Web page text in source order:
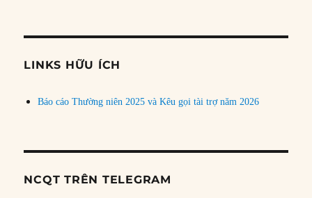
đề
LINKS HỮU ÍCH
Báo cáo Thường niên 2025 và Kêu gọi tài trợ năm 2026
NCQT TRÊN TELEGRAM